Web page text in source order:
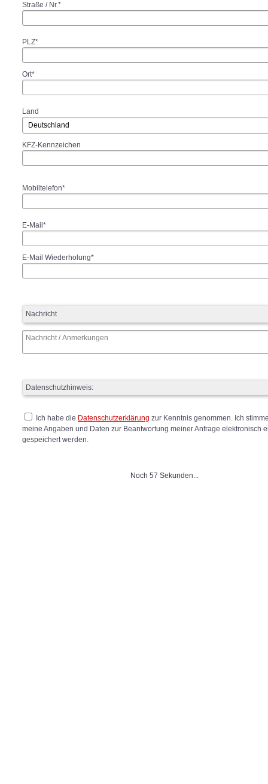
Straße / Nr.*
PLZ*
Ort*
Land
KFZ-Kennzeichen
Mobiltelefon*
E-Mail*
E-Mail Wiederholung*
Nachricht
Datenschutzhinweis:
Ich habe die Datenschutzerklärung zur Kenntnis genommen. Ich
meine Angaben und Daten zur Beantwortung meiner Anfrage elektronisch
gespeichert werden.
Noch 57 Sekunden...